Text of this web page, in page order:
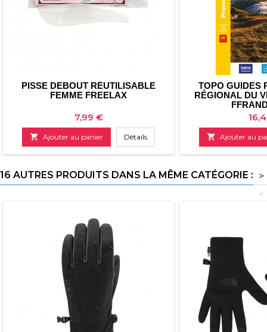
PISSE DEBOUT RÉUTILISABLE
FEMME FREELAX
Prix
7,99 €
 Ajouter au panier Détails
TOPO GUIDES
RÉGIONAL DU
Prix
 Ajouter au
16 AUTRES PRODUITS DANS LA MÊME CATÉGORIE : >
<